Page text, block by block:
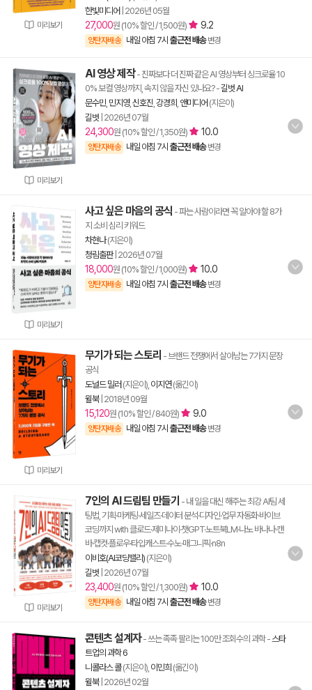
미리보기
한빛미디어 2026년 05월
27,000원 (10% 할인 / 1,500원) 9.2
양탄자배송 내일 아침 7시 출근전 배송 변경
미리보기
AI 영상 제작- 진짜보다 더 진짜 같은 AI 영상부터 싱크로율 10
0% 보컬 영상까지, 속지 않을 자신 있나요?-길벗 AI
문수민, 민지영, 신호진 강경희 앤미디어 (지은이)
길벗 2026년 07월
24,300원 (10% 할인 / 1,350원) 10.0
양탄자배송 내일 아침 7시 출근전 배송 변경
미리보기
사고 싶은 마음의 공식 - 파는 사람이라면 꼭 알아야 할 8가
지 소비 심리 키워드
차현나(지은이)
청림출판| 2026년 07월
18,000원 (10% 할인 / 1,000원) 10.0
양탄자배송 내일 아침 7시 출근전 배송 변경
미리보기
무기가 되는 스토리 - 브랜드 전쟁에서 살아남는 7가지 문장
공식
도널드 밀러 (지은이), 이지연(옮긴이)
윌북| 2018년 09월
15,120원 (10% 할인 / 840원) 9.0
양탄자배송 내일 아침 7시 출근전 배송 변경
미리보기
7인의 AI 드림팀 만들기 - 내 일을 대신 해주는 최강 AI팀 세
팅법, 기획·마케팅·세일즈·데이터 분석·디자인·업무 자동화·바이브
코딩까지 with 클로드·제미나이·챗GPT·노트북LM·나노 바나나·캔
바·캡컷·플로우·타입캐스트·수노·매그니픽·n8n
이비호(AI코딩밸리) (지은이)
길벗 2026년 07월
23,400원 (10% 할인 / 1,300원) 10.0
양탄자배송 내일 아침 7시 출근전 배송 변경
콘텐츠 설계자- 쓰는 족족 팔리는 100만 조회수의 과학-스타
트업의 과학 6
니콜라스 콜(지은이), 이민희 (옮긴이)
윌북| 2026년 02월